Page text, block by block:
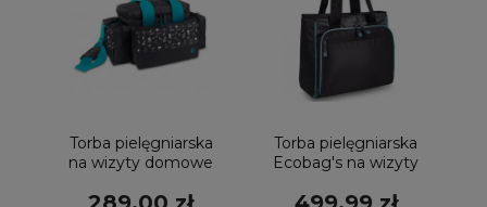
Torba pielęgniarska
na wizyty domowe
Torba pielęgniarska
Ecobag's na wizyty